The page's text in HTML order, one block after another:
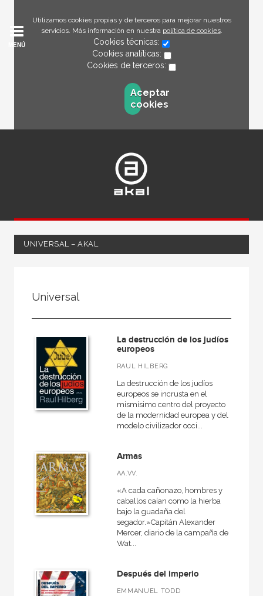
Utilizamos cookies propias y de terceros para mejorar nuestros
servicios. Más información en nuestra política de cookies.
Cookies técnicas:
Cookies analíticas:
Cookies de terceros:
Aceptar
cookies
MENÚ
UNIVERSAL – AKAL
Ciencias humanas y sociales
Historia
Universal
MATERIAS
Roma
Actual
Prehistoria
Grecia
Medieval
Universal
La destrucción de los judíos
europeos
RAUL HILBERG
La destrucción de los judíos
europeos se incrusta en el
mismísimo centro del proyecto
de la modernidad europea y del
modelo civilizador occi...
Armas
AA.VV.
«A cada cañonazo, hombres y
caballos caían como la hierba
bajo la guadaña del
segador.»Capitán Alexander
Mercer, diario de la campaña de
Wat...
Después del imperio
EMMANUEL TODD